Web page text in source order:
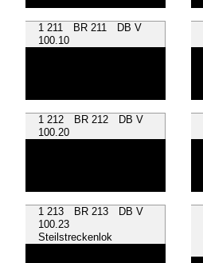
1 211 BR 211 DB V
100.10
1 212 BR 212 DB V
100.20
1 213 BR 213 DB V
100.23
Steilstreckenlok